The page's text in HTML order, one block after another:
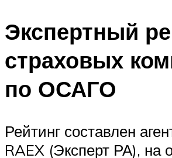
Экспертный
страховых
по ОСАГО
Рейтинг составлен
RAEX (Эксперт РА), на